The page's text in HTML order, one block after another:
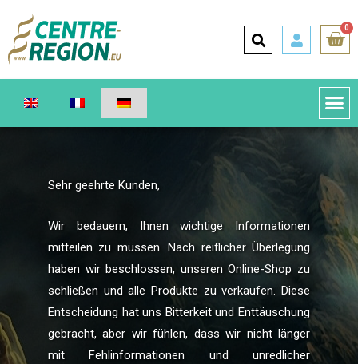
0
Sehr geehrte Kunden,
Wir bedauern, Ihnen wichtige Informationen
mitteilen zu müssen. Nach reiflicher Überlegung
haben wir beschlossen, unseren Online-Shop zu
schließen und alle Produkte zu verkaufen. Diese
Entscheidung hat uns Bitterkeit und Enttäuschung
gebracht, aber wir fühlen, dass wir nicht länger
mit Fehlinformationen und unredlicher